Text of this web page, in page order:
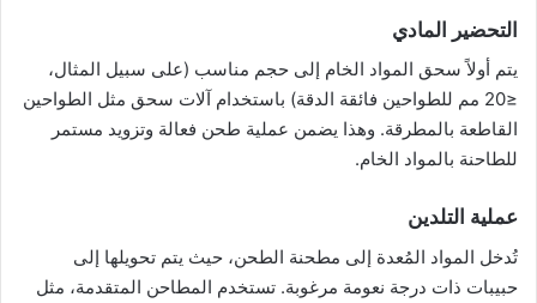
التحضير المادي
يتم أولاً سحق المواد الخام إلى حجم مناسب (على سبيل المثال،
≤20 مم للطواحين فائقة الدقة) باستخدام آلات سحق مثل الطواحين
القاطعة بالمطرقة. وهذا يضمن عملية طحن فعالة وتزويد مستمر
للطاحنة بالمواد الخام.
عملية التلدين
تُدخل المواد المُعدة إلى مطحنة الطحن، حيث يتم تحويلها إلى
حبيبات ذات درجة نعومة مرغوبة. تستخدم المطاحن المتقدمة، مثل